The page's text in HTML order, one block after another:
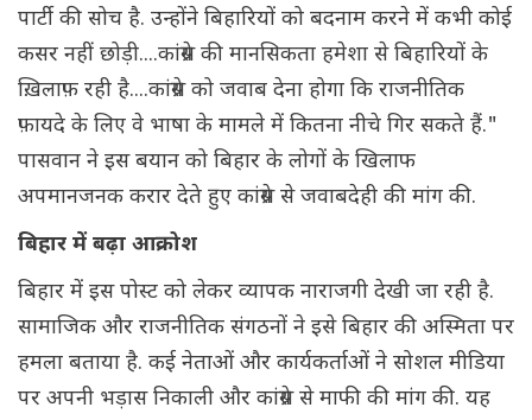
पार्टी की सोच है. उन्होंने बिहारियों को बदनाम करने में कभी कोई
कसर नहीं छोड़ी....कांग्रेस की मानसिकता हमेशा से बिहारियों के
ख़िलाफ़ रही है....कांग्रेस को जवाब देना होगा कि राजनीतिक
फ़ायदे के लिए वे भाषा के मामले में कितना नीचे गिर सकते हैं."
पासवान ने इस बयान को बिहार के लोगों के खिलाफ
अपमानजनक करार देते हुए कांग्रेस से जवाबदेही की मांग की.
बिहार में बढ़ा आक्रोश
बिहार में इस पोस्ट को लेकर व्यापक नाराजगी देखी जा रही है.
सामाजिक और राजनीतिक संगठनों ने इसे बिहार की अस्मिता पर
हमला बताया है. कई नेताओं और कार्यकर्ताओं ने सोशल मीडिया
पर अपनी भड़ास निकाली और कांग्रेस से माफी की मांग की. यह